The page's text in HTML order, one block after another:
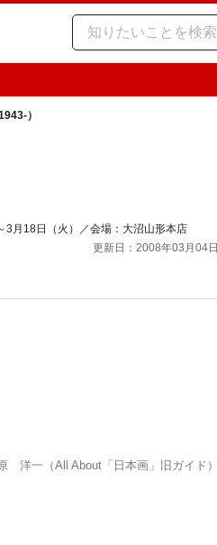
）
3月18日（火）／会場：大沼山形本店
更新日：2008年03月04日
洋一（All About「日本画」旧ガイド）